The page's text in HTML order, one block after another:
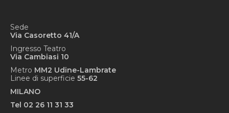
Sede
Via Casoretto 41/A
Ingresso Teatro
Via Cambiasi 10
Metro MM2 Udine-Lambrate
Linee di superficie 55-62
MILANO
Tel 02 26 11 31 33